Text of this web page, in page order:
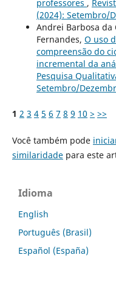
professores ,
(2024): Setembro/
Andrei Barbosa da
Fernandes, O uso
compreensão do
incremental da
Pesquisa
Setembro/
1 2 3 4 5 6 7 8 9 10 > >>
Você também pode
similaridadepara este
Idioma
English
Português (Brasil)
Español (España)